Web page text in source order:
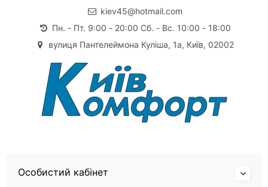
kiev45@hotmail.com
Пн. - Пт. 9:00 - 20:00 Сб. - Вс. 10:00 - 18:00
вулиця Пантелеймона Куліша, 1а, Київ, 02002
Особистий кабінет